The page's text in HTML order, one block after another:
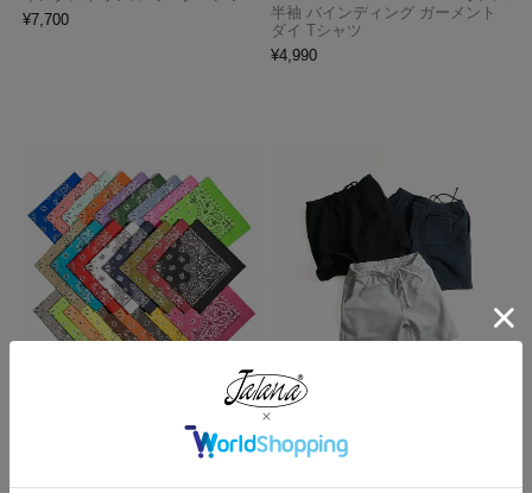
¥7,700
半袖 バインディング ガーメント
ダイ Tシャツ
¥4,990
ハバハンク HAV-A-HANK バンダ
ペイズリーTHE BANDANNA COM
ロサンゼルスアパレル LOSANGE
ビーフリース スウェットショーツ
5,990